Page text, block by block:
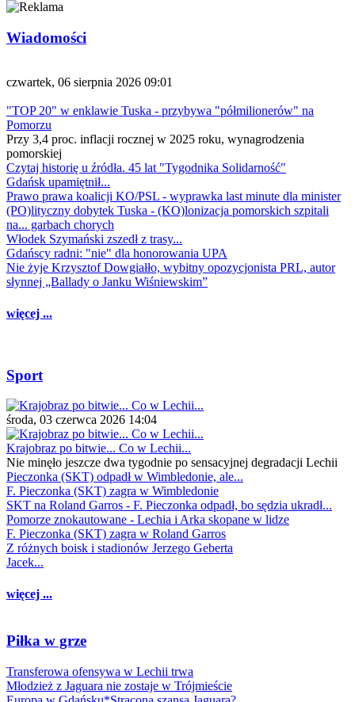
Wiadomości
czwartek, 06 sierpnia 2026 09:01
"TOP 20" w enklawie Tuska - przybywa "półmilionerów" na
Pomorzu
Przy 3,4 proc. inflacji rocznej w 2025 roku, wynagrodzenia
pomorskiej
Czytaj historię u źródła. 45 lat "Tygodnika Solidarność"
Gdańsk upamiętnił...
Prawo prawa koalicji KO/PSL - wyprawka last minute dla minister
(PO)lityczny dobytek Tuska - (KO)lonizacja pomorskich szpitali
na... garbach chorych
Włodek Szymański zszedł z trasy...
Gdańscy radni: "nie" dla honorowania UPA
Nie żyje Krzysztof Dowgiałło, wybitny opozycjonista PRL, autor
słynnej „Ballady o Janku Wiśniewskim”
więcej ...
Sport
środa, 03 czerwca 2026 14:04
Krajobraz po bitwie... Co w Lechii...
Nie minęło jeszcze dwa tygodnie po sensacyjnej degradacji Lechii
Pieczonka (SKT) odpadł w Wimbledonie, ale...
F. Pieczonka (SKT) zagra w Wimbledonie
SKT na Roland Garros - F. Pieczonka odpadł, bo sędzia ukradł...
Pomorze znokautowane - Lechia i Arka skopane w lidze
F. Pieczonka (SKT) zagra w Roland Garros
Z różnych boisk i stadionów Jerzego Geberta
Jacek...
więcej ...
Piłka w grze
Transferowa ofensywa w Lechii trwa
Młodzież z Jaguara nie zostaje w Trójmieście